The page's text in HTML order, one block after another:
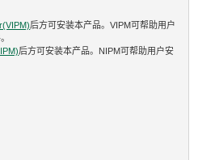
后方可安装本产品。VIPM可帮助用户
后方可安装本产品。NIPM可帮助用户安